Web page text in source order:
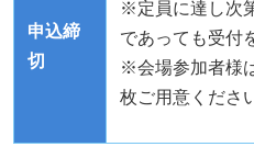
申込締
切
※定員に達し次
であっても受付
※会場参加者様
枚ご用意くださ